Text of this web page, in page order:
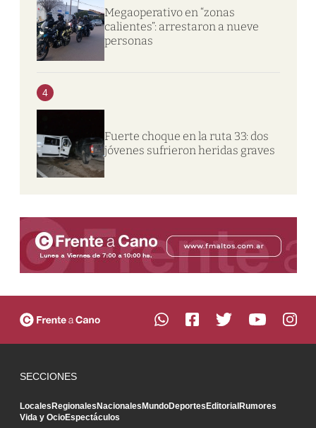
Megaoperativo en “zonas
calientes”: arrestaron a nueve
personas
4
Fuerte choque en la ruta 33: dos
jóvenes sufrieron heridas graves
SECCIONES
LocalesRegionalesNacionalesMundoDeportesEditorialRumores
Vida y OcioEspectáculos